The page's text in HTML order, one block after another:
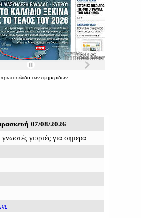
πρωτοσέλιδα των εφημερίδων